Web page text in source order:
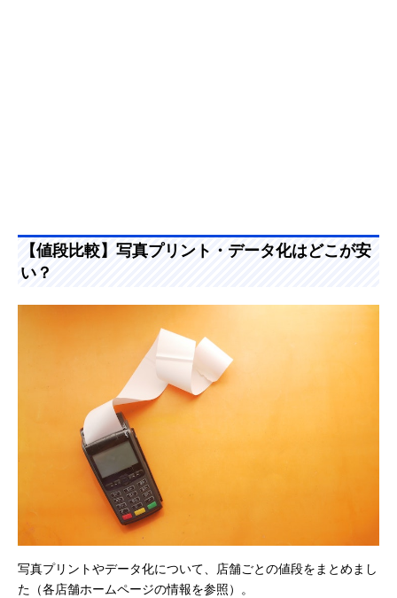
【値段比較】写真プリント・データ化はどこが安
い？
写真プリントやデータ化について、店舗ごとの値段をまとめまし
た（各店舗ホームページの情報を参照）。